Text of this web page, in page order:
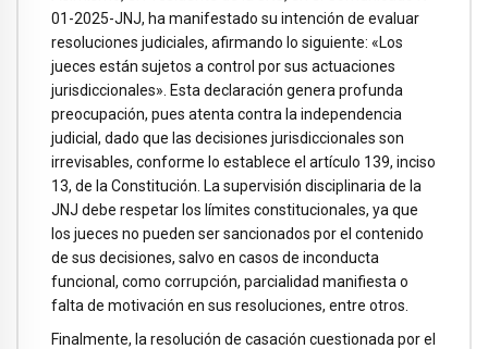
01-2025-JNJ, ha manifestado su intención de evaluar
resoluciones judiciales, afirmando lo siguiente: «Los
jueces están sujetos a control por sus actuaciones
jurisdiccionales». Esta declaración genera profunda
preocupación, pues atenta contra la independencia
judicial, dado que las decisiones jurisdiccionales son
irrevisables, conforme lo establece el artículo 139, inciso
13, de la Constitución. La supervisión disciplinaria de la
JNJ debe respetar los límites constitucionales, ya que
los jueces no pueden ser sancionados por el contenido
de sus decisiones, salvo en casos de inconducta
funcional, como corrupción, parcialidad manifiesta o
falta de motivación en sus resoluciones, entre otros.
Finalmente, la resolución de casación cuestionada por el